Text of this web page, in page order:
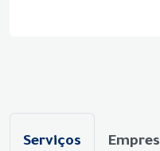
Serviços